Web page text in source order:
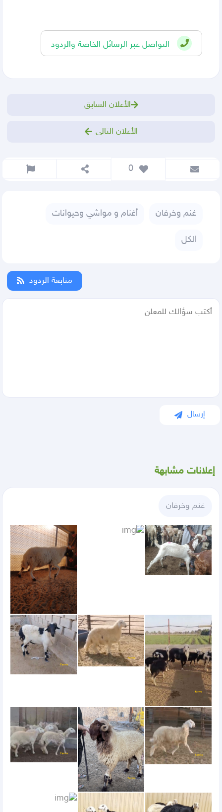
إعلانات مشابهة
التواصل عبر الرسائل الخاصة والردود
الأعلان السابق
الأعلان التالى
غنم وخرفان أغنام و مواشي وحيوانات
الكل
متابعة الردود
إرسال
غنم وخرفان